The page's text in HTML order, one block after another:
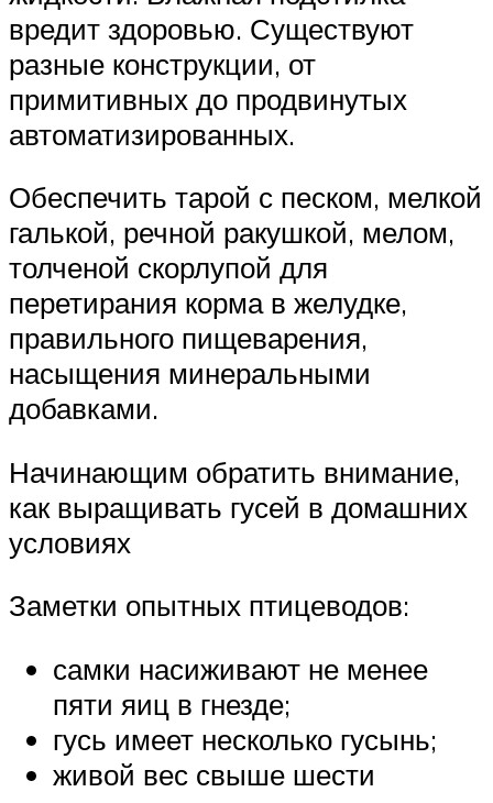
вредит здоровью. Существуют
разные конструкции, от
примитивных до продвинутых
автоматизированных.
Обеспечить тарой с песком, мелкой
галькой, речной ракушкой, мелом,
толченой скорлупой для
перетирания корма в желудке,
правильного пищеварения,
насыщения минеральными
добавками.
Начинающим обратить внимание,
как выращивать гусей в домашних
условиях
Заметки опытных птицеводов:
самки насиживают не менее
пяти яиц в гнезде;
гусь имеет несколько гусынь;
живой вес свыше шести